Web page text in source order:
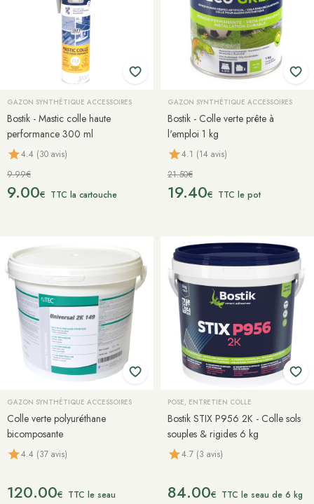
GAZON SYNTHÉTIQUE ACCESSOIRES
Bostik - Mastic colle haute
performance 300 ml
4.4 (30 avis)
9.99€
9.00€ TTC la cartouche
GAZON SYNTHÉTIQUE ACCESSOIRES
Bostik - Colle verte prête à
l'emploi 1 kg
4.1 (14 avis)
21.50€
19.40€ TTC le pot
GAZON SYNTHÉTIQUE ACCESSOIRES
Colle verte polyuréthane
bicomposante
4.4 (37 avis)
120.00€ TTC le seau
POSE, ENTRETIEN COLLE
Bostik STIX P956 2K - Colle sols
souples & rigides 6 kg
4.7 (3 avis)
84.00€ TTC le seau de 6 kg